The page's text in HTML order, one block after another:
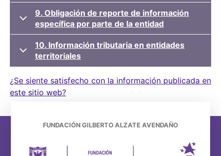
9. Obligación de reporte de información
específica por parte de la entidad
10. Información tributaria en entidades
territoriales
¿Se siente satisfecho con la información publicada en
este sitio web?
FUNDACIÓN GILBERTO ALZATE AVENDAÑO